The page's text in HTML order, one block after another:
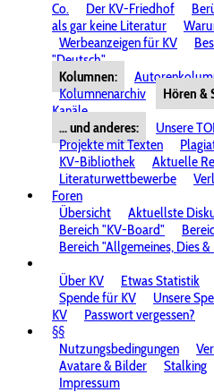
Co.
Der KV-Friedhof
als gar keine Literatur
Werbeanzeigen für KV
"Deutsch"
Kolumnen:
Kolumnenarchiv
Hören &
Kanäle
... und anderes:
Unsere
Projekte mit Texten
KV-Bibliothek
Aktuelle
Literaturwettbewerbe
Foren
Übersicht
Aktuellste
Bereich "KV-Board"
Bereich "Allgemeines, Dies &
Über KV
Etwas Statistik
Spende für KV
Unsere
KV
Passwort vergessen?
§§
Nutzungsbedingungen
Avatare & Bilder
Stalking
Impressum